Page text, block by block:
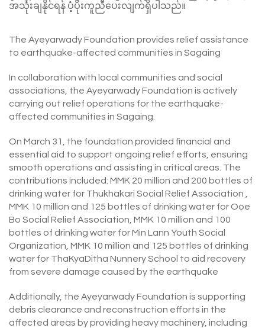
အသုံးချနိုင်ရန် ပံ့ပိုးကူညီပေးလျက်ရှိပါသည်။
The Ayeyarwady Foundation provides relief assistance
to earthquake-affected communities in Sagaing
In collaboration with local communities and social
associations, the Ayeyarwady Foundation is actively
carrying out relief operations for the earthquake-
affected communities in Sagaing.
On March 31, the foundation provided financial and
essential aid to support ongoing relief efforts, ensuring
smooth operations and assisting in critical areas. The
contributions included: MMK 20 million and 200 bottles of
drinking water for Thukhakari Social Relief Association ,
MMK 10 million and 125 bottles of drinking water for Ooe
Bo Social Relief Association, MMK 10 million and 100
bottles of drinking water for Min Lann Youth Social
Organization, MMK 10 million and 125 bottles of drinking
water for ThaKyaDitha Nunnery School to aid recovery
from severe damage caused by the earthquake
Additionally, the Ayeyarwady Foundation is supporting
debris clearance and reconstruction efforts in the
affected areas by providing heavy machinery, including